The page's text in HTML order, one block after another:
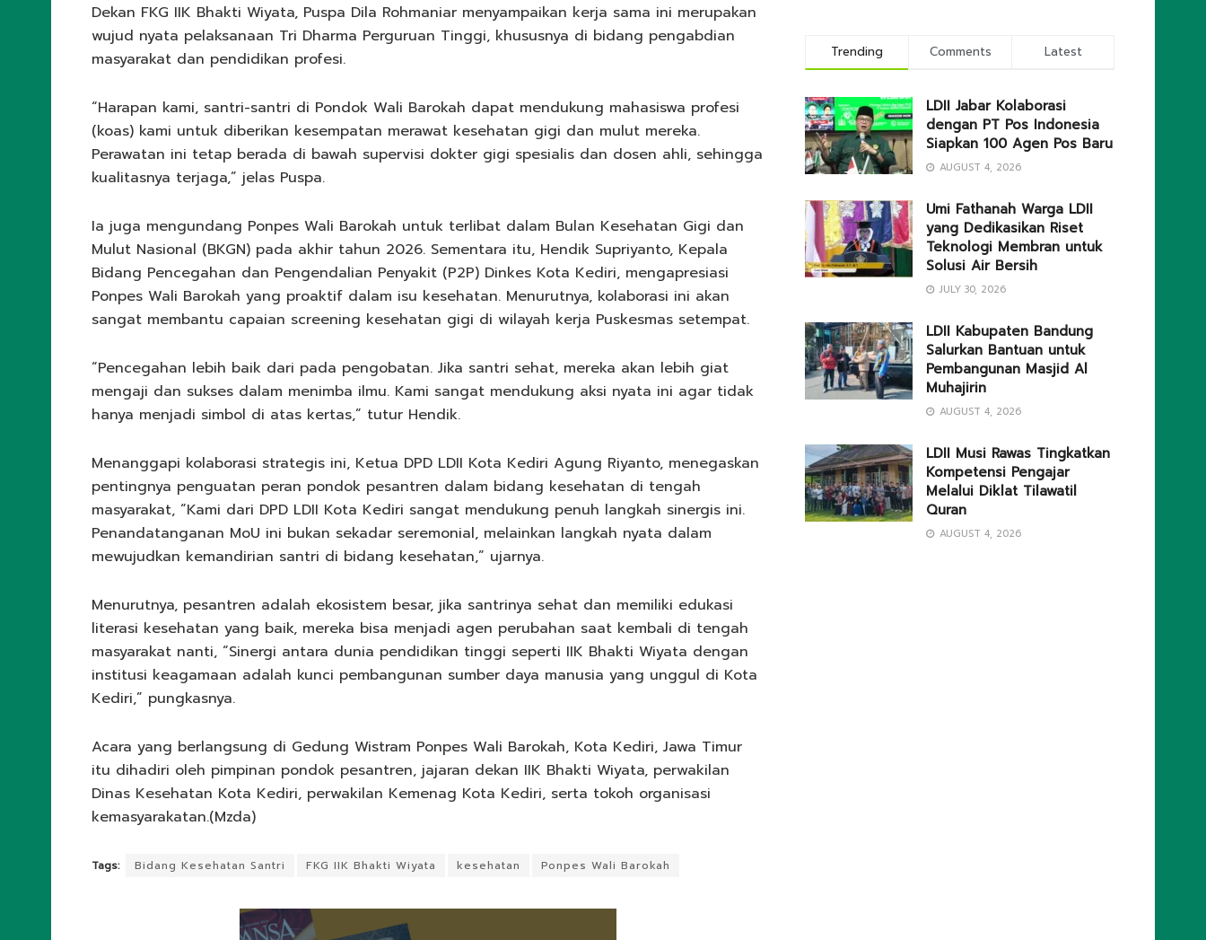
Dekan FKG IIK Bhakti Wiyata, Puspa Dila Rohmaniar menyampaikan kerja sama ini merupakan
wujud nyata pelaksanaan Tri Dharma Perguruan Tinggi, khususnya di bidang pengabdian
masyarakat dan pendidikan profesi.
“Harapan kami, santri-santri di Pondok Wali Barokah dapat mendukung mahasiswa profesi
(koas) kami untuk diberikan kesempatan merawat kesehatan gigi dan mulut mereka.
Perawatan ini tetap berada di bawah supervisi dokter gigi spesialis dan dosen ahli, sehingga
kualitasnya terjaga,” jelas Puspa.
Ia juga mengundang Ponpes Wali Barokah untuk terlibat dalam Bulan Kesehatan Gigi dan
Mulut Nasional (BKGN) pada akhir tahun 2026. Sementara itu, Hendik Supriyanto, Kepala
Bidang Pencegahan dan Pengendalian Penyakit (P2P) Dinkes Kota Kediri, mengapresiasi
Ponpes Wali Barokah yang proaktif dalam isu kesehatan. Menurutnya, kolaborasi ini akan
sangat membantu capaian screening kesehatan gigi di wilayah kerja Puskesmas setempat.
“Pencegahan lebih baik dari pada pengobatan. Jika santri sehat, mereka akan lebih giat
mengaji dan sukses dalam menimba ilmu. Kami sangat mendukung aksi nyata ini agar tidak
hanya menjadi simbol di atas kertas,” tutur Hendik.
Menanggapi kolaborasi strategis ini, Ketua DPD LDII Kota Kediri Agung Riyanto, menegaskan
pentingnya penguatan peran pondok pesantren dalam bidang kesehatan di tengah
masyarakat, “Kami dari DPD LDII Kota Kediri sangat mendukung penuh langkah sinergis ini.
Penandatanganan MoU ini bukan sekadar seremonial, melainkan langkah nyata dalam
mewujudkan kemandirian santri di bidang kesehatan,” ujarnya.
Menurutnya, pesantren adalah ekosistem besar, jika santrinya sehat dan memiliki edukasi
literasi kesehatan yang baik, mereka bisa menjadi agen perubahan saat kembali di tengah
masyarakat nanti, “Sinergi antara dunia pendidikan tinggi seperti IIK Bhakti Wiyata dengan
institusi keagamaan adalah kunci pembangunan sumber daya manusia yang unggul di Kota
Kediri,” pungkasnya.
Acara yang berlangsung di Gedung Wistram Ponpes Wali Barokah, Kota Kediri, Jawa Timur
itu dihadiri oleh pimpinan pondok pesantren, jajaran dekan IIK Bhakti Wiyata, perwakilan
Dinas Kesehatan Kota Kediri, perwakilan Kemenag Kota Kediri, serta tokoh organisasi
kemasyarakatan.(Mzda)
Tags: Bidang Kesehatan Santri FKG IIK Bhakti Wiyata kesehatan Ponpes Wali Barokah
Trending Comments Latest
LDII Jabar Kolaborasi
dengan PT Pos Indonesia
Siapkan 100 Agen Pos Baru
AUGUST 4, 2026
Umi Fathanah Warga LDII
yang Dedikasikan Riset
Teknologi Membran untuk
Solusi Air Bersih
JULY 30, 2026
LDII Kabupaten Bandung
Salurkan Bantuan untuk
Pembangunan Masjid Al
Muhajirin
AUGUST 4, 2026
LDII Musi Rawas Tingkatkan
Kompetensi Pengajar
Melalui Diklat Tilawatil
Quran
AUGUST 4, 2026